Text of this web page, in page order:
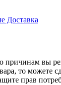
Доставка
причинам вы
то можете
прав